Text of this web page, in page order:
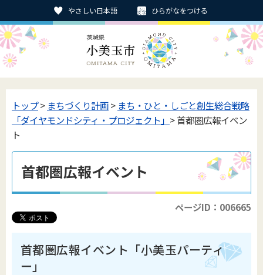
やさしい日本語 ひらがなをつける
トップ> まちづくり計画> まち・ひと・しごと創生総合戦略
「ダイヤモンドシティ・プロジェクト」 > 首都圏広報イベン
ト
首都圏広報イベント
ページID：006665
首都圏広報イベント「小美玉パーティ
ー」